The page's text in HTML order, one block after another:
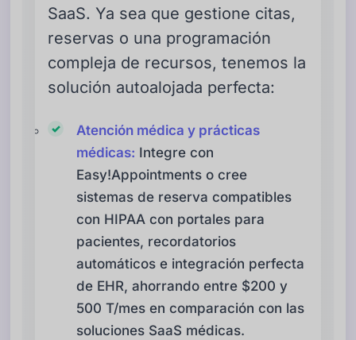
SaaS. Ya sea que gestione citas,
reservas o una programación
compleja de recursos, tenemos la
solución autoalojada perfecta:
Atención médica y prácticas
médicas: Integre con
Easy!Appointments o cree
sistemas de reserva compatibles
con HIPAA con portales para
pacientes, recordatorios
automáticos e integración perfecta
de EHR, ahorrando entre $200 y
500 T/mes en comparación con las
soluciones SaaS médicas.